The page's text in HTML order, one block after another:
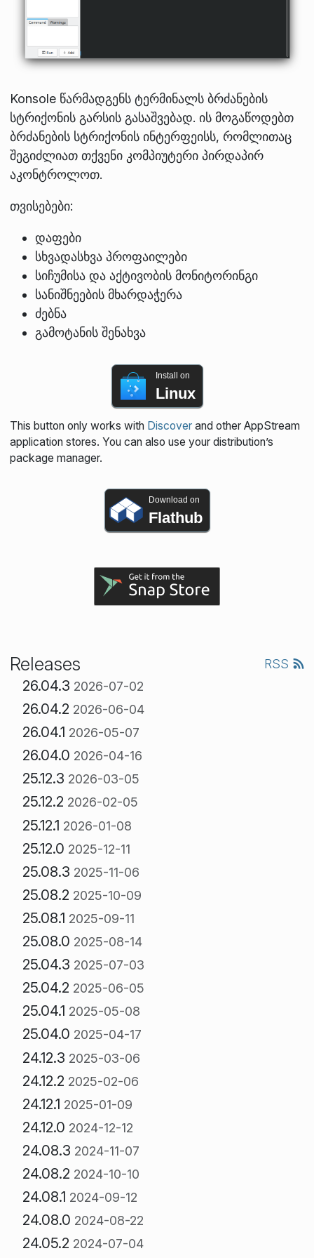
Konsole წარმადგენს ტერმინალს ბრძანების
სტრიქონის გარსის გასაშვებად. ის მოგაწოდებთ
ბრძანების სტრიქონის ინტერფეისს, რომლითაც
შეგიძლიათ თქვენი კომპიუტერი პირდაპირ
აკონტროლოთ.
თვისებები:
დაფები
სხვადასხვა პროფაილები
სიჩუმისა და აქტივობის მონიტორინგი
სანიშნეების მხარდაჭერა
ძებნა
გამოტანის შენახვა
Install on
Linux
This button only works with Discoverand other AppStream
application stores. You can also use your distribution’s
package manager.
Download on
Flathub
Releases RSS
26.04.3 2026-07-02
26.04.2 2026-06-04
26.04.1 2026-05-07
26.04.0 2026-04-16
25.12.3 2026-03-05
25.12.2 2026-02-05
25.12.1 2026-01-08
25.12.0 2025-12-11
25.08.3 2025-11-06
25.08.2 2025-10-09
25.08.1 2025-09-11
25.08.0 2025-08-14
25.04.3 2025-07-03
25.04.2 2025-06-05
25.04.1 2025-05-08
25.04.0 2025-04-17
24.12.3 2025-03-06
24.12.2 2025-02-06
24.12.1 2025-01-09
24.12.0 2024-12-12
24.08.3 2024-11-07
24.08.2 2024-10-10
24.08.1 2024-09-12
24.08.0 2024-08-22
24.05.2 2024-07-04